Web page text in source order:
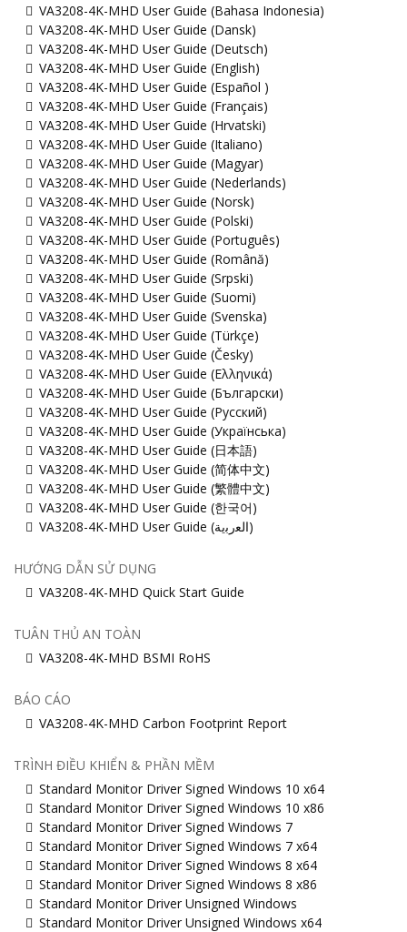
VA3208-4K-MHD User Guide (Bahasa Indonesia)
VA3208-4K-MHD User Guide (Dansk)
VA3208-4K-MHD User Guide (Deutsch)
VA3208-4K-MHD User Guide (English)
VA3208-4K-MHD User Guide (Español )
VA3208-4K-MHD User Guide (Français)
VA3208-4K-MHD User Guide (Hrvatski)
VA3208-4K-MHD User Guide (Italiano)
VA3208-4K-MHD User Guide (Magyar)
VA3208-4K-MHD User Guide (Nederlands)
VA3208-4K-MHD User Guide (Norsk)
VA3208-4K-MHD User Guide (Polski)
VA3208-4K-MHD User Guide (Português)
VA3208-4K-MHD User Guide (Română)
VA3208-4K-MHD User Guide (Srpski)
VA3208-4K-MHD User Guide (Suomi)
VA3208-4K-MHD User Guide (Svenska)
VA3208-4K-MHD User Guide (Türkçe)
VA3208-4K-MHD User Guide (Česky)
VA3208-4K-MHD User Guide (Ελληνικά)
VA3208-4K-MHD User Guide (Български)
VA3208-4K-MHD User Guide (Русский)
VA3208-4K-MHD User Guide (Українська)
VA3208-4K-MHD User Guide (日本語)
VA3208-4K-MHD User Guide (简体中文)
VA3208-4K-MHD User Guide (繁體中文)
VA3208-4K-MHD User Guide (한국어)
VA3208-4K-MHD User Guide (ﺍﻟﻌﺭﺑﻳﺔ)
HƯỚNG DẪN SỬ DỤNG
VA3208-4K-MHD Quick Start Guide
TUÂN THỦ AN TOÀN
VA3208-4K-MHD BSMI RoHS
BÁO CÁO
VA3208-4K-MHD Carbon Footprint Report
TRÌNH ĐIỀU KHIỂN & PHẦN MỀM
Standard Monitor Driver Signed Windows 10 x64
Standard Monitor Driver Signed Windows 10 x86
Standard Monitor Driver Signed Windows 7
Standard Monitor Driver Signed Windows 7 x64
Standard Monitor Driver Signed Windows 8 x64
Standard Monitor Driver Signed Windows 8 x86
Standard Monitor Driver Unsigned Windows
Standard Monitor Driver Unsigned Windows x64